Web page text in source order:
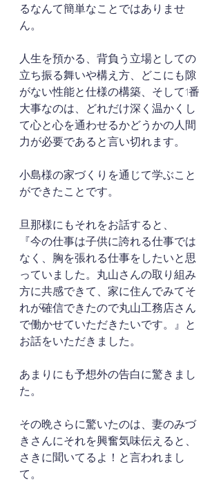
るなんて簡単なことではありませ
ん。
人生を預かる、背負う立場としての
立ち振る舞いや構え方、どこにも隙
がない性能と仕様の構築、そして1番
大事なのは、どれだけ深く温かくし
て心と心を通わせるかどうかの人間
力が必要であると言い切れます。
小島様の家づくりを通じて学ぶこと
ができたことです。
旦那様にもそれをお話すると、
『今の仕事は子供に誇れる仕事では
なく、胸を張れる仕事をしたいと思
っていました。丸山さんの取り組み
方に共感できて、家に住んでみてそ
れが確信できたので丸山工務店さん
で働かせていただきたいです。』と
お話をいただきました。
あまりにも予想外の告白に驚きまし
た。
その晩さらに驚いたのは、妻のみづ
きさんにそれを興奮気味伝えると、
さきに聞いてるよ！と言われまし
て。